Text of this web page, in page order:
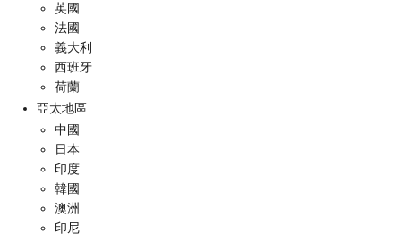
英國
法國
義大利
西班牙
荷蘭
亞太地區
中國
日本
印度
韓國
澳洲
印尼